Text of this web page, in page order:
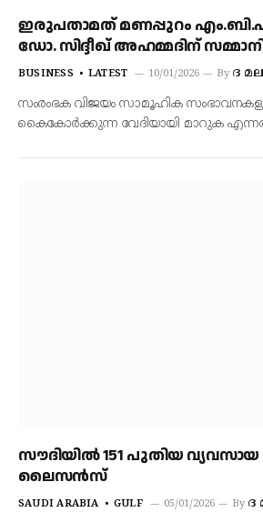
ഇരുപതാമത് മണപ്പുറം
ഡോ. സിദ്ദീഖ് അഹമ്മദിന്
BUSINESS LATEST 10/01/2026 By ദ
സംരംഭക വിജയം സാമൂഹിക
കൈകോർക്കുന്ന വേദിയായി മാറുക
സൗദിയില്‍ 151 പുതിയ
ലൈസന്‍സ്
SAUDI ARABIA GULF 05/01/2026 By ദ